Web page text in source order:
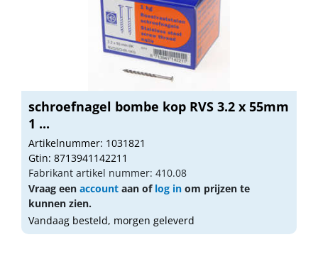
schroefnagel bombe kop RVS 3.2 x 55mm
1 ...
Artikelnummer: 1031821
Gtin: 8713941142211
Fabrikant artikel nummer: 410.08
Vraag een account aan of log in om prijzen te
kunnen zien.
Vandaag besteld, morgen geleverd